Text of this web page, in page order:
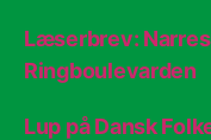
Læserbrev:
Ringboulevarden
Lup på Dansk